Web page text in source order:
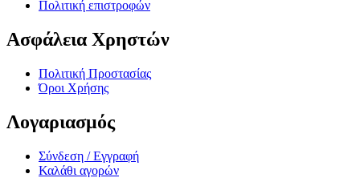
Πολιτική επιστροφών
Ασφάλεια Χρηστών
Πολιτική Προστασίας
Όροι Χρήσης
Λογαριασμός
Σύνδεση / Εγγραφή
Καλάθι αγορών